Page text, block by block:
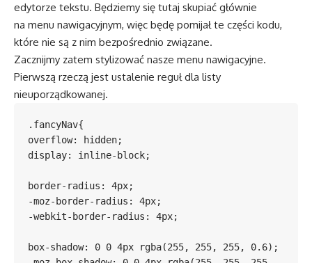
edytorze tekstu. Będziemy się tutaj skupiać głównie
na menu nawigacyjnym, więc będę pomijał te części kodu,
które nie są z nim bezpośrednio związane.
Zacznijmy zatem stylizować nasze menu nawigacyjne.
Pierwszą rzeczą jest ustalenie reguł dla listy
nieuporządkowanej.
.fancyNav{
overflow: hidden;
display: inline-block;
border-radius: 4px;
-moz-border-radius: 4px;
-webkit-border-radius: 4px;
box-shadow: 0 0 4px rgba(255, 255, 255, 0.6);